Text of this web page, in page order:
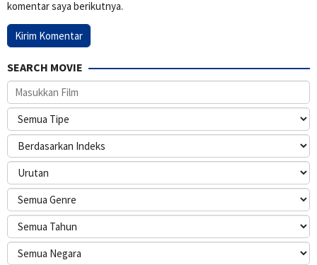
komentar saya berikutnya.
SEARCH MOVIE